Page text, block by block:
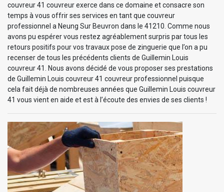
couvreur 41 couvreur exerce dans ce domaine et consacre son
temps à vous offrir ses services en tant que couvreur
professionnel a Neung Sur Beuvron dans le 41210. Comme nous
avons pu espérer vous restez agréablement surpris par tous les
retours positifs pour vos travaux pose de zinguerie que l’on a pu
recenser de tous les précédents clients de Guillemin Louis
couvreur 41. Nous avons décidé de vous proposer ses prestations
de Guillemin Louis couvreur 41 couvreur professionnel puisque
cela fait déjà de nombreuses années que Guillemin Louis couvreur
41 vous vient en aide et est à l’écoute des envies de ses clients !